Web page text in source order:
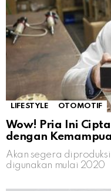
LIFESTYLE OTOMOTIF
Wow! Pria Ini
dengan
Akan segera
digunakan mulai 2020